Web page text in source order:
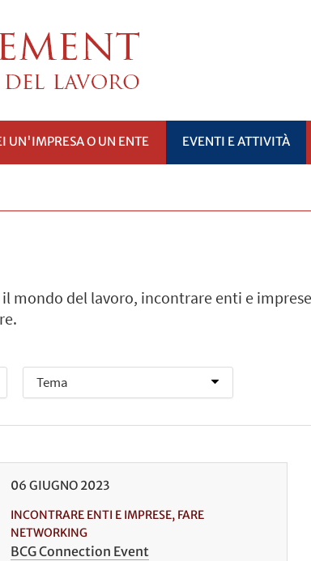
UN'IMPRESA O UN ENTE EVENTI E ATTIVITÀ
mondo del lavoro, incontrare enti e
06 GIUGNO 2023
INCONTRARE ENTI E IMPRESE, FARE
NETWORKING
BCG Connection Event